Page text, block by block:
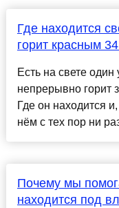
Где находится
горит красным
Есть на свете
непрерывно горит
Где он находится
нём с тех пор ни
Почему мы
находится под